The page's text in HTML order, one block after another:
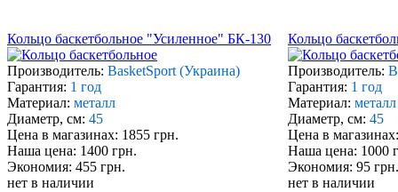
Кольцо баскетбольное "Усиленное" БК-130
Производитель: BasketSport (Украина)
Гарантия: 1 год
Материал: металл
Диаметр, см: 45
Цена в магазинах: 1855 грн.
Наша цена: 1400 грн.
Экономия: 455 грн.
нет в наличии
Кольцо
Производитель:
Гарантия: 1 год
Материал: металл
Диаметр, см: 45
Цена в
Наша цена: 1000
Экономия: 95 грн.
нет в наличии